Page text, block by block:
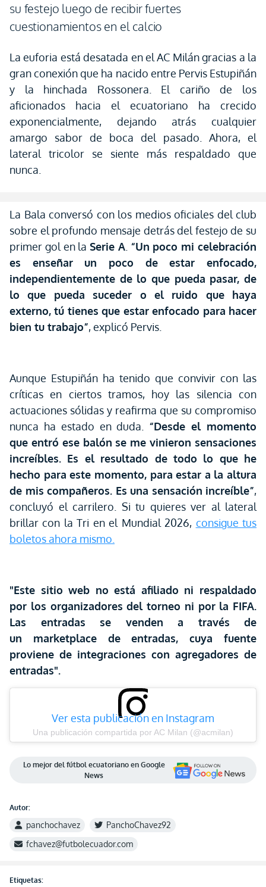
su festejo luego de recibir fuertes
cuestionamientos en el calcio
La euforia está desatada en el AC Milán gracias a la
gran conexión que ha nacido entre Pervis Estupiñán
y la hinchada Rossonera. El cariño de los
aficionados hacia el ecuatoriano ha crecido
exponencialmente, dejando atrás cualquier
amargo sabor de boca del pasado. Ahora, el
lateral tricolor se siente más respaldado que
nunca.
La Bala conversó con los medios oficiales del club
sobre el profundo mensaje detrás del festejo de su
primer gol en la Serie A. “Un poco mi celebración
es enseñar un poco de estar enfocado,
independientemente de lo que pueda pasar, de
lo que pueda suceder o el ruido que haya
externo, tú tienes que estar enfocado para hacer
bien tu trabajo”, explicó Pervis.
Aunque Estupiñán ha tenido que convivir con las
críticas en ciertos tramos, hoy las silencia con
actuaciones sólidas y reafirma que su compromiso
nunca ha estado en duda. “Desde el momento
que entró ese balón se me vinieron sensaciones
increíbles. Es el resultado de todo lo que he
hecho para este momento, para estar a la altura
de mis compañeros. Es una sensación increíble”,
concluyó el carrilero. Si tu quieres ver al lateral
brillar con la Tri en el Mundial 2026, consigue tus
boletos ahora mismo.
"Este sitio web no está afiliado ni respaldado
por los organizadores del torneo ni por la FIFA.
Las entradas se venden a través de
un marketplace de entradas, cuya fuente
proviene de integraciones con agregadores de
entradas".
Ver esta publicación en Instagram
Una publicación compartida por AC Milan (@acmilan)
Lo mejor del fútbol ecuatoriano en Google
News
Autor:
panchochavez
PanchoChavez92
fchavez@futbolecuador.com
Etiquetas: